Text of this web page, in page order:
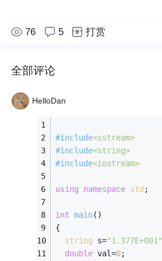
76 5 打赏
全部评论
HelloDan
#include<sstream>
#include<string>
#include<iostream>
using namespace std ;
int main()
{
string s="1.377E+001"
double val=0;